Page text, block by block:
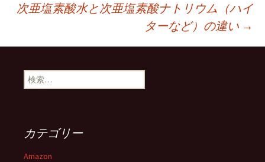
稿
ナ
ビ
ゲ
次亜塩素酸水と次亜塩素酸ナトリウム（ハイ
ターなど）の違い →
検
索:
カテゴリー
Amazon